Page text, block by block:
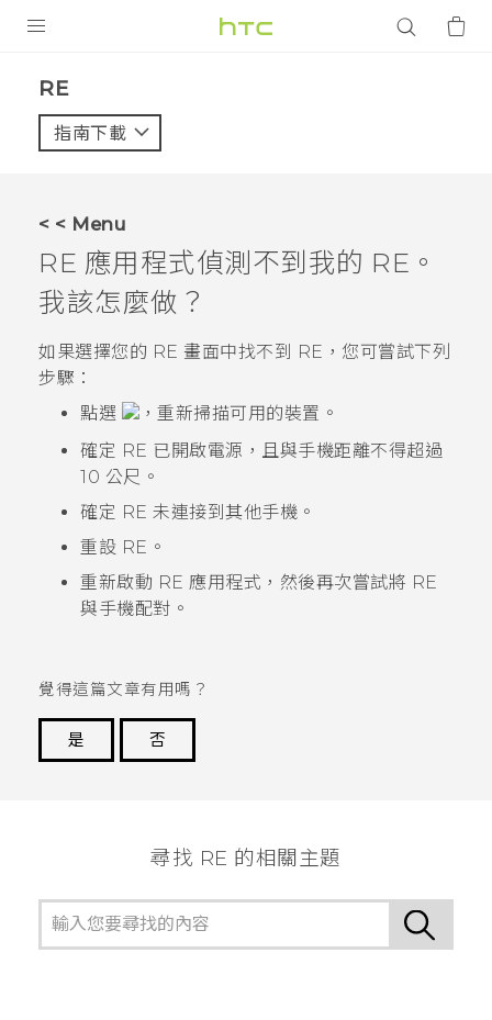
VIVE
VIVERSE
應用程式
支援服務
RE‎
指南下載
< < Menu
RE 應用程式偵測不到我的 RE 。
我該怎麼做？
如果選擇您的 RE 畫面中找不到 RE ，您可嘗試下列
步驟：
點選
，重新掃描可用的裝置。
確定 RE 已開啟電源，且與手機距離不得超過
10 公尺。
確定 RE 未連接到其他手機。
重設 RE 。
重新啟動 RE 應用程式，然後再次嘗試將 RE
與手機配對。
覺得這篇文章有用嗎？
是
否
尋找 RE 的相關主題